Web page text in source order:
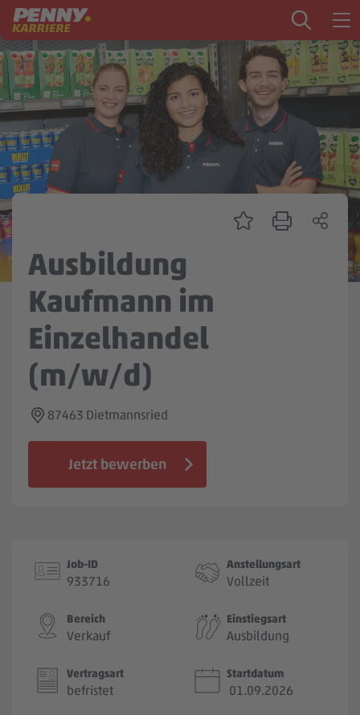
Zum Inhalt springen
Startseite
PENNY als Arbeitgeber
Ausbildung
Markt
Zentrale & Vertrieb
Mein Kandidat:innenprofil
Ausbildung
Kaufmann im
Einzelhandel
(m/w/d)
87463 Dietmannsried
Jetzt bewerben
Job-ID
933716
Anstellungsart
Vollzeit
Bereich
Verkauf
Einstiegsart
Ausbildung
Vertragsart
befristet
Startdatum
01.09.2026